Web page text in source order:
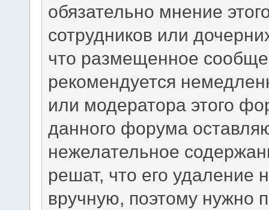
обязательно мнение
сотрудников или
что размещенное
рекомендуется
или модератора этого
данного форума
нежелательное
решат, что его удаление
вручную, поэтому нужно